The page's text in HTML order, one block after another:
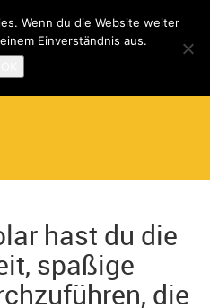
hast du die
spaßige
die
Wenn du die Website weiter
Einverständnis aus.